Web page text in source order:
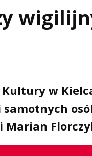
w
Marian